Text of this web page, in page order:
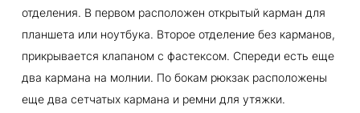
отделения. В первом расположен открытый карман для
планшета или ноутбука. Второе отделение без карманов,
прикрывается клапаном с фастексом. Спереди есть еще
два кармана на молнии. По бокам рюкзак расположены
еще два сетчатых кармана и ремни для утяжки.